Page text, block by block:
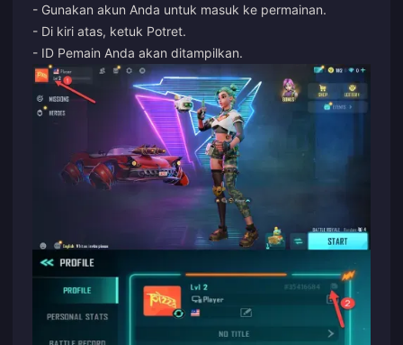
- Gunakan akun Anda untuk masuk ke permainan.
- Di kiri atas, ketuk Potret.
- ID Pemain Anda akan ditampilkan.